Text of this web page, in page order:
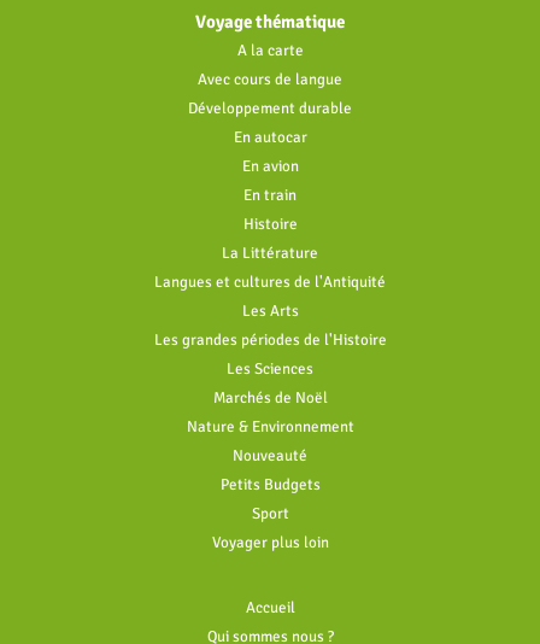
Voyage thématique
A la carte
Avec cours de langue
Développement durable
En autocar
En avion
En train
Histoire
La Littérature
Langues et cultures de l'Antiquité
Les Arts
Les grandes périodes de l'Histoire
Les Sciences
Marchés de Noël
Nature & Environnement
Nouveauté
Petits Budgets
Sport
Voyager plus loin
Accueil
Qui sommes nous ?